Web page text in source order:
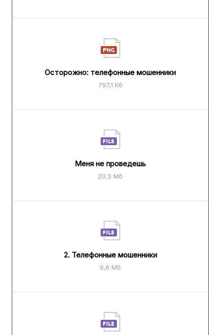
Осторожно: телефонные мошенники
797,1 Кб
Меня не проведешь
20,5 Мб
2. Телефонные мошенники
9,6 Мб